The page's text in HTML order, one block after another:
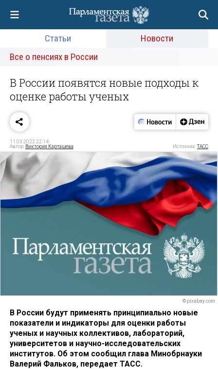
Статьи
Новости
Все о пенсиях в России
В России появятся новые подходы к
оценке работы ученых
11.03.2022 22:14
Автор: Виктория Карташева Источник:ТАСС
© pixabay.com
В России будут применять принципиально новые
показатели и индикаторы для оценки работы
ученых и научных коллективов, лабораторий,
университетов и научно-исследовательских
институтов. Об этом сообщил глава Минобрнауки
Валерий Фальков, передает ТАСС.